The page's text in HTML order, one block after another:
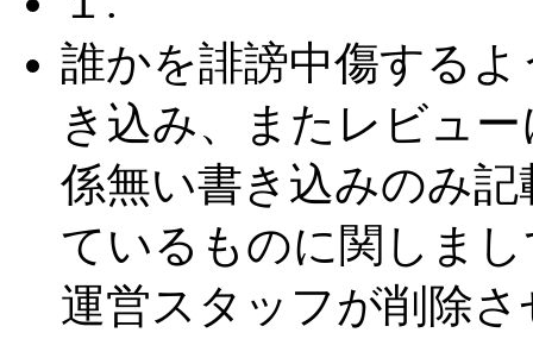
誰かを誹謗中傷するよ
き込み、またレビュー
係無い書き込みのみ記
ているものに関しま
運営スタッフが削除さ